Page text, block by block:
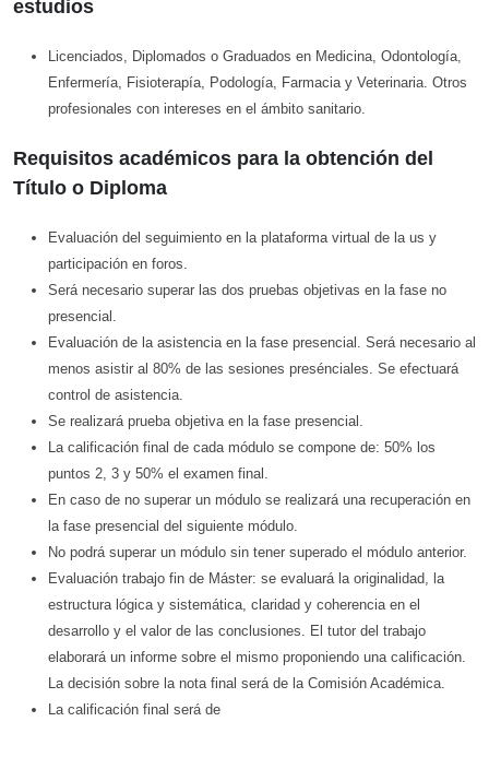
estudios
Licenciados, Diplomados o Graduados en Medicina, Odontología,
Enfermería, Fisioterapía, Podología, Farmacia y Veterinaria. Otros
profesionales con intereses en el ámbito sanitario.
Requisitos académicos para la obtención del
Título o Diploma
Evaluación del seguimiento en la plataforma virtual de la us y
participación en foros.
Será necesario superar las dos pruebas objetivas en la fase no
presencial.
Evaluación de la asistencia en la fase presencial. Será necesario al
menos asistir al 80% de las sesiones presénciales. Se efectuará
control de asistencia.
Se realizará prueba objetiva en la fase presencial.
La calificación final de cada módulo se compone de: 50% los
puntos 2, 3 y 50% el examen final.
En caso de no superar un módulo se realizará una recuperación en
la fase presencial del siguiente módulo.
No podrá superar un módulo sin tener superado el módulo anterior.
Evaluación trabajo fin de Máster: se evaluará la originalidad, la
estructura lógica y sistemática, claridad y coherencia en el
desarrollo y el valor de las conclusiones. El tutor del trabajo
elaborará un informe sobre el mismo proponiendo una calificación.
La decisión sobre la nota final será de la Comisión Académica.
La calificación final será de